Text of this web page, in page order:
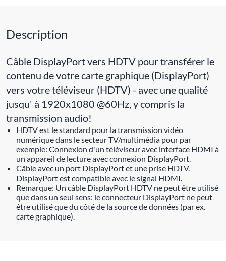
Description
Câble DisplayPort vers HDTV pour transférer le
contenu de votre carte graphique (DisplayPort)
vers votre téléviseur (HDTV) - avec une qualité
jusqu' à 1920x1080 @60Hz, y compris la
transmission audio!
HDTV est le standard pour la transmission vidéo
numérique dans le secteur TV/multimédia pour par
exemple: Connexion d'un téléviseur avec interface HDMI à
un appareil de lecture avec connexion DisplayPort.
Câble avec un port DisplayPort et une prise HDTV.
DisplayPort est compatible avec le signal HDMI.
Remarque: Un câble DisplayPort HDTV ne peut être utilisé
que dans un seul sens: le connecteur DisplayPort ne peut
être utilisé que du côté de la source de données (par ex.
carte graphique).